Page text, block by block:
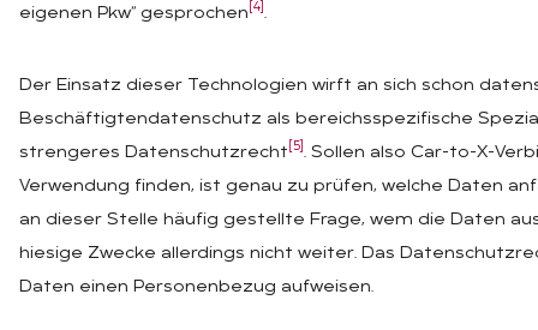
eigenen Pkw“ gesprochen [4] .
Der Einsatz dieser Technologien wirft an sich schon
Beschäftigtendatenschutz als bereichsspezifische
strengeres Datenschutzrecht [5] . Sollen also Car-to-X-
Verwendung finden, ist genau zu prüfen, welche Daten
an dieser Stelle häufig gestellte Frage, wem die Daten
hiesige Zwecke allerdings nicht weiter. Das
Daten einen Personenbezug aufweisen.